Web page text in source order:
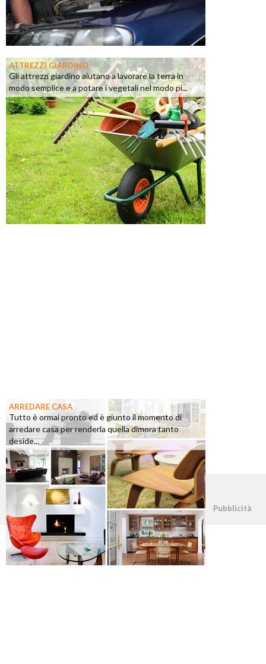
ATTREZZI GIARDINO
Gli attrezzi giardino aiutano a lavorare la terra in
modo semplice e a potare i vegetali nel modo pi...
ARREDARE CASA
Tutto è ormai pronto ed è giunto il momento di
arredare casa per renderla quella dimora tanto
deside...
©2026 - casapratica.org - p.iva 03338800984 Pubblicità